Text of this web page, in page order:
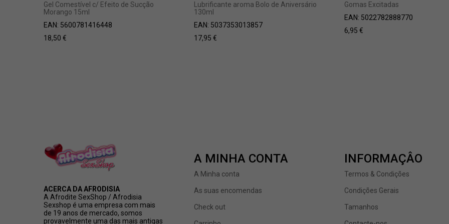
Gel Comestível c/ Efeito de Sucção
Morango 15ml
EAN: 5600781416448
18,50 €
Lubrificante aroma Bolo de Aniversário
130ml
EAN: 5037353013857
17,95 €
Gomas Excitadas
EAN: 5022782888770
6,95 €
ACERCA DA AFRODISIA
A Afrodite SexShop / Afrodisia
Sexshop é uma empresa com mais
de 19 anos de mercado, somos
provavelmente uma das mais antigas
A MINHA CONTA
A Minha conta
As suas encomendas
Check out
INFORMAÇÂO
Termos & Condições
Condições Gerais
Tamanhos